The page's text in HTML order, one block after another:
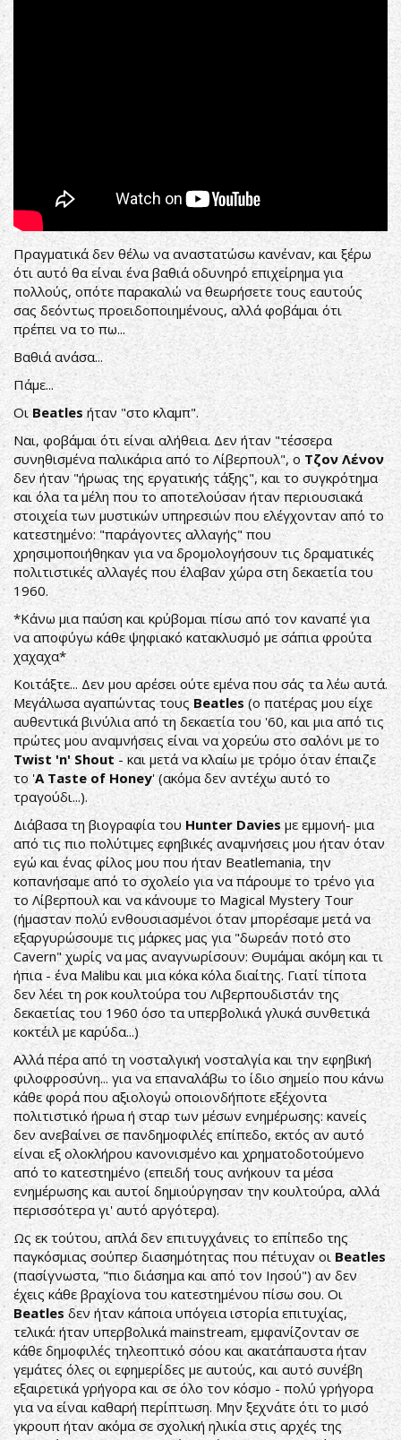
Πραγματικά δεν θέλω να αναστατώσω κανέναν, και ξέρω
ότι αυτό θα είναι ένα βαθιά οδυνηρό επιχείρημα για
πολλούς, οπότε παρακαλώ να θεωρήσετε τους εαυτούς
σας δεόντως προειδοποιημένους, αλλά φοβάμαι ότι
πρέπει να το πω...
Βαθιά ανάσα...
Πάμε...
Οι Beatlesήταν "στο κλαμπ".
Ναι, φοβάμαι ότι είναι αλήθεια. Δεν ήταν "τέσσερα
συνηθισμένα παλικάρια από το Λίβερπουλ", ο Τζον Λένον
δεν ήταν "ήρωας της εργατικής τάξης", και το συγκρότημα
και όλα τα μέλη που το αποτελούσαν ήταν περιουσιακά
στοιχεία των μυστικών υπηρεσιών που ελέγχονταν από το
κατεστημένο: "παράγοντες αλλαγής" που
χρησιμοποιήθηκαν για να δρομολογήσουν τις δραματικές
πολιτιστικές αλλαγές που έλαβαν χώρα στη δεκαετία του
1960.
*Κάνω μια παύση και κρύβομαι πίσω από τον καναπέ για
να αποφύγω κάθε ψηφιακό κατακλυσμό με σάπια φρούτα
χαχαχα*
Κοιτάξτε... Δεν μου αρέσει ούτε εμένα που σάς τα λέω αυτά.
Μεγάλωσα αγαπώντας τουςBeatles (ο πατέρας μου είχε
αυθεντικά βινύλια από τη δεκαετία του '60, και μια από τις
πρώτες μου αναμνήσεις είναι να χορεύω στο σαλόνι με το
Twist 'n' Shout - και μετά να κλαίω με τρόμο όταν έπαιζε
το 'A Taste of Honey' (ακόμα δεν αντέχω αυτό το
τραγούδι...).
Διάβασα τη βιογραφία του Hunter Daviesμε εμμονή- μια
από τις πιο πολύτιμες εφηβικές αναμνήσεις μου ήταν όταν
εγώ και ένας φίλος μου που ήταν Beatlemania, την
κοπανήσαμε από το σχολείο για να πάρουμε το τρένο για
το Λίβερπουλ και να κάνουμε το Magical Mystery Tour
(ήμασταν πολύ ενθουσιασμένοι όταν μπορέσαμε μετά να
εξαργυρώσουμε τις μάρκες μας για "δωρεάν ποτό στο
Cavern" χωρίς να μας αναγνωρίσουν: Θυμάμαι ακόμη και τι
ήπια - ένα Malibu και μια κόκα κόλα διαίτης. Γιατί τίποτα
δεν λέει τη ροκ κουλτούρα του Λιβερπουδιστάν της
δεκαετίας του 1960 όσο τα υπερβολικά γλυκά συνθετικά
κοκτέιλ με καρύδα...)
Αλλά πέρα από τη νοσταλγική νοσταλγία και την εφηβική
φιλοφροσύνη... για να επαναλάβω το ίδιο σημείο που κάνω
κάθε φορά που αξιολογώ οποιονδήποτε εξέχοντα
πολιτιστικό ήρωα ή σταρ των μέσων ενημέρωσης: κανείς
δεν ανεβαίνει σε πανδημοφιλές επίπεδο, εκτός αν αυτό
είναι εξ ολοκλήρου κανονισμένο και χρηματοδοτούμενο
από το κατεστημένο (επειδή τους ανήκουν τα μέσα
ενημέρωσης και αυτοί δημιούργησαν την κουλτούρα, αλλά
περισσότερα γι' αυτό αργότερα).
Ως εκ τούτου, απλά δεν επιτυγχάνεις το επίπεδο της
παγκόσμιας σούπερ διασημότητας που πέτυχαν οι Beatles
(πασίγνωστα, "πιο διάσημα και από τον Ιησού") αν δεν
έχεις κάθε βραχίονα του κατεστημένου πίσω σου. Οι
Beatlesδεν ήταν κάποια υπόγεια ιστορία επιτυχίας,
τελικά: ήταν υπερβολικά mainstream, εμφανίζονταν σε
κάθε δημοφιλές τηλεοπτικό σόου και ακατάπαυστα ήταν
γεμάτες όλες οι εφημερίδες με αυτούς, και αυτό συνέβη
εξαιρετικά γρήγορα και σε όλο τον κόσμο - πολύ γρήγορα
για να είναι καθαρή περίπτωση. Μην ξεχνάτε ότι το μισό
γκρουπ ήταν ακόμα σε σχολική ηλικία στις αρχές της